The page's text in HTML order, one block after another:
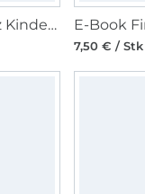
E-Book Firlefanz Kinderrock Wilder Pfeffer
7,50 € / Stk